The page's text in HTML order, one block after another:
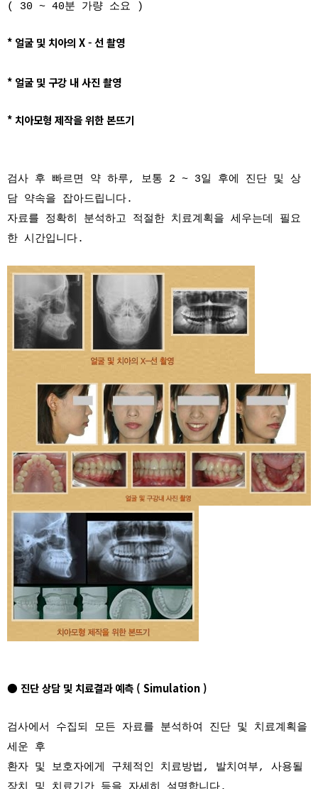
( 30 ~ 40분 가량 소요 )
* 얼굴 및 치아의 X - 선 촬영
* 얼굴 및 구강 내 사진 촬영
* 치아모형 제작을 위한 본뜨기
검사 후 빠르면 약 하루, 보통 2 ~ 3일 후에 진단 및 상
담 약속을 잡아드립니다.
자료를 정확히 분석하고 적절한 치료계획을 세우는데 필요
한 시간입니다.
● 진단 상담 및 치료결과 예측 ( Simulation )
검사에서 수집되 모든 자료를 분석하여 진단 및 치료계획을
세운 후
환자 및 보호자에게 구체적인 치료방법, 발치여부, 사용될